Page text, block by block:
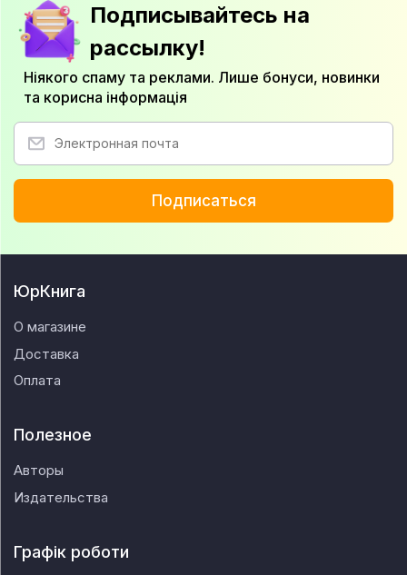
Подписывайтесь на
рассылку!
Ніякого спаму та реклами. Лише бонуси, новинки
та корисна інформація
Подписаться
ЮрКнига
О магазине
Доставка
Оплата
Полезное
Авторы
Издательства
Графік роботи